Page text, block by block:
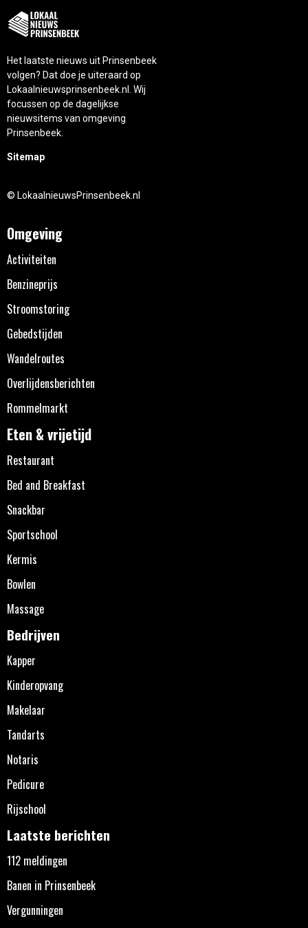
Het laatste nieuws uit Prinsenbeek
volgen? Dat doe je uiteraard op
Lokaalnieuwsprinsenbeek.nl. Wij
focussen op de dagelijkse
nieuwsitems van omgeving
Prinsenbeek.
Sitemap
© LokaalnieuwsPrinsenbeek.nl
Omgeving
Activiteiten
Benzineprijs
Stroomstoring
Gebedstijden
Wandelroutes
Overlijdensberichten
Rommelmarkt
Eten & vrijetijd
Restaurant
Bed and Breakfast
Snackbar
Sportschool
Kermis
Bowlen
Massage
Bedrijven
Kapper
Kinderopvang
Makelaar
Tandarts
Notaris
Pedicure
Rijschool
Laatste berichten
112 meldingen
Banen in Prinsenbeek
Vergunningen